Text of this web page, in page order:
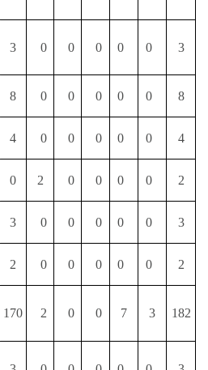
3 0 0 0 0 0 3
8 0 0 0 0 0 8
4 0 0 0 0 0 4
0 2 0 0 0 0 2
3 0 0 0 0 0 3
2 0 0 0 0 0 2
170 2 0 0 7 3 182